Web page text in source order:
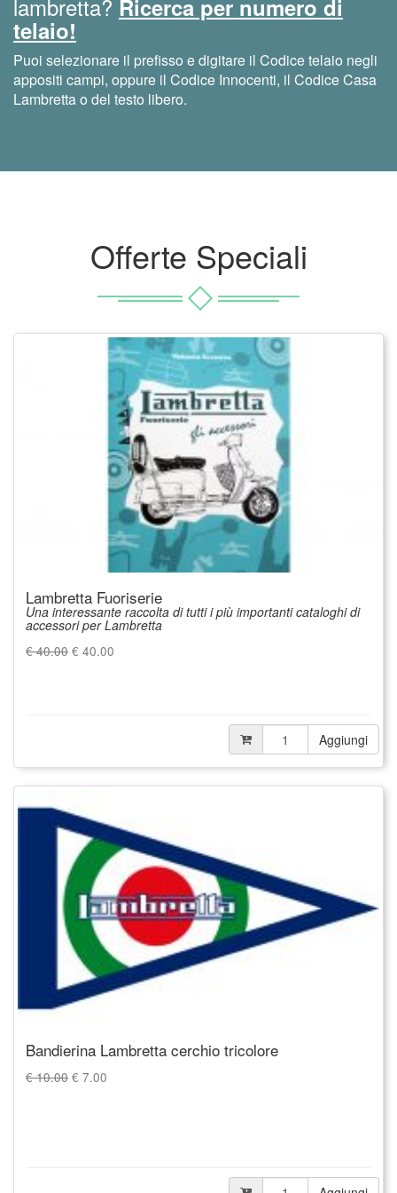
lambretta? Ricerca per numero di
telaio!
Puoi selezionare il prefisso e digitare il Codice telaio negli
appositi campi, oppure il Codice Innocenti, il Codice Casa
Lambretta o del testo libero.
Offerte Speciali
Lambretta Fuoriserie
Una interessante raccolta di tutti i più importanti cataloghi di
accessori per Lambretta
€ 40.00 € 40.00
Aggiungi
Bandierina Lambretta cerchio tricolore
€ 10.00 € 7.00